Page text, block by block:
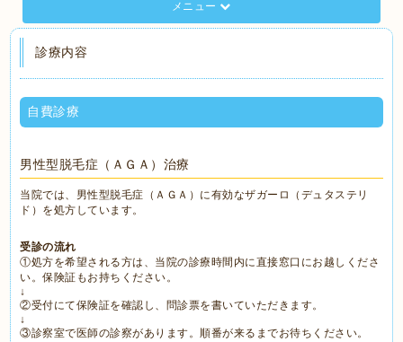
メニュー
診療内容
自費診療
男性型脱毛症（ＡＧＡ）治療
当院では、男性型脱毛症（ＡＧＡ）に有効なザガーロ（デュタステリ
ド）を処方しています。
受診の流れ
①処方を希望される方は、当院の診療時間内に直接窓口にお越しくださ
い。保険証もお持ちください。
↓
②受付にて保険証を確認し、問診票を書いていただきます。
↓
③診察室で医師の診察があります。順番が来るまでお待ちください。